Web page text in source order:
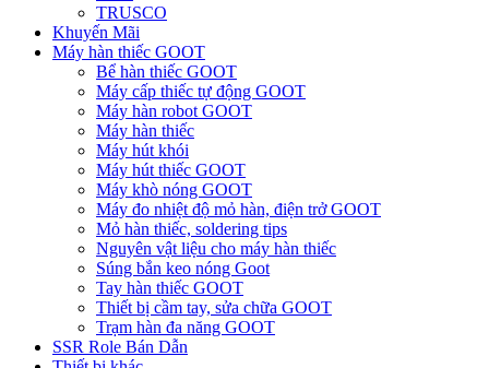
TRUSCO
Khuyến Mãi
Máy hàn thiếc GOOT
Bể hàn thiếc GOOT
Máy cấp thiếc tự động GOOT
Máy hàn robot GOOT
Máy hàn thiếc
Máy hút khói
Máy hút thiếc GOOT
Máy khò nóng GOOT
Máy đo nhiệt độ mỏ hàn, điện trở GOOT
Mỏ hàn thiếc, soldering tips
Nguyên vật liệu cho máy hàn thiếc
Súng bắn keo nóng Goot
Tay hàn thiếc GOOT
Thiết bị cầm tay, sửa chữa GOOT
Trạm hàn đa năng GOOT
SSR Role Bán Dẫn